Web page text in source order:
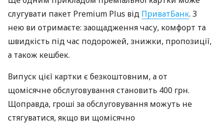
слугувати пакет Premium Plus від ПриватБанк. З
нею ви отримаєте: заощадження часу, комфорт та
швидкість під час подорожей, знижки, пропозиції,
а також кешбек.
Випуск цієї картки є безкоштовним, а от
щомісячне обслуговування становить 400 грн.
Щоправда, гроші за обслуговування можуть не
стягуватися, якщо ви щомісячно